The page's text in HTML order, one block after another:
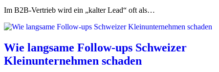
Im B2B-Vertrieb wird ein „kalter Lead“ oft als…
Wie langsame Follow-ups Schweizer
Kleinunternehmen schaden